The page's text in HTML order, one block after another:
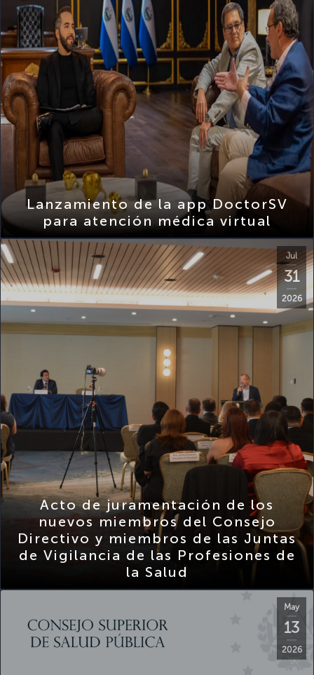
Lanzamiento de la app DoctorSV
para atención médica virtual
31
2026
Acto de juramentación de los
nuevos miembros del Consejo
Directivo y miembros de las Juntas
de Vigilancia de las Profesiones de
la Salud
13
2026